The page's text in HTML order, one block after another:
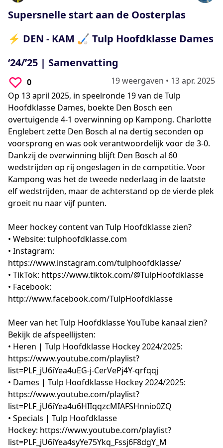
seconds
Supersnelle start aan de Oosterplas
⚡ DEN - KAM 🏑 Tulp Hoofdklasse Dames
‘24/’25 | Samenvatting
0 19 weergaven • 13 apr. 2025
Op 13 april 2025, in speelronde 19 van de Tulp
Hoofdklasse Dames, boekte Den Bosch een
overtuigende 4-1 overwinning op Kampong. Charlotte
Englebert zette Den Bosch al na dertig seconden op
voorsprong en was ook verantwoordelijk voor de 3-0.
Dankzij de overwinning blijft Den Bosch al 60
wedstrijden op rij ongeslagen in de competitie. Voor
Kampong was het de tweede nederlaag in de laatste
elf wedstrijden, maar de achterstand op de vierde plek
groeit nu naar vijf punten.
Meer hockey content van Tulp Hoofdklasse zien?
• Website: tulphoofdklasse.com
• Instagram:
https://www.instagram.com/tulphoofdklasse/
• TikTok: https://www.tiktok.com/@TulpHoofdklasse
• Facebook:
http://www.facebook.com/TulpHoofdklasse
Meer van het Tulp Hoofdklasse YouTube kanaal zien?
Bekijk de afspeellijsten:
• Heren | Tulp Hoofdklasse Hockey 2024/2025:
https://www.youtube.com/playlist?
list=PLF_jU6iYea4uEG-j-CerVePj4Y-qrfqqj
• Dames | Tulp Hoofdklasse Hockey 2024/2025:
https://www.youtube.com/playlist?
list=PLF_jU6iYea4u6HIIqqzcMIAFSHnnio0ZQ
• Specials | Tulp Hoofdklasse
Hockey: https://www.youtube.com/playlist?
list=PLF_jU6iYea4syYe75Ykq_Fssj6F8dgY_M